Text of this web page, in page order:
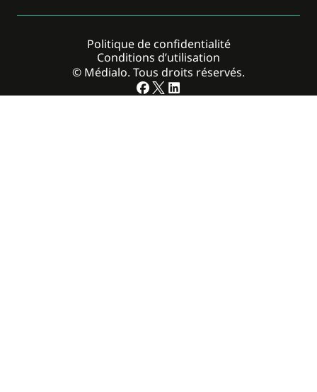
© Médialo. Tous droits réservés.
Politique de confidentialité
Conditions d’utilisation